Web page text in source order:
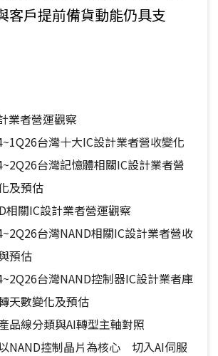
客戶提前備貨動能仍具支
業者營運觀察
台灣十大IC設計業者營收變化
台灣記憶體相關IC設計業者營
及預估
相關IC設計業者營運觀察
台灣NAND相關IC設計業者營收
預估
台灣NAND控制器IC設計業者庫
天數變化及預估
品線分類與AI轉型主軸對照
NAND控制晶片為核心 切入AI伺服